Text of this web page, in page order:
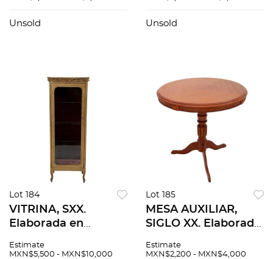
con cadenillas de
Unsold
soporte para techo.
Unsold
Lot 184
VITRINA, SXX.
Elaborada en
dorada. Cuenta con
Estimate
MXN$5,500 - MXN$10,000
Lot 185
MESA AUXILIAR,
SIGLO XX. Elaborada
enchapada. Cuenta
Estimate
MXN$2,200 - MXN$4,000